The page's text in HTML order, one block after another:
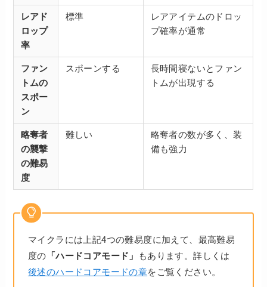
レアド
ロップ
率
標準
レアアイテムのドロッ
プ確率が通常
ファン
トムの
スポー
ン
スポーンする
長時間寝ないとファン
トムが出現する
略奪者
の襲撃
の難易
度
難しい
略奪者の数が多く、装
備も強力
マイクラには上記4つの難易度に加えて、最高難易
度の 「ハードコアモード」
もあります。詳しくは
後述のハードコアモードの章をご覧ください。